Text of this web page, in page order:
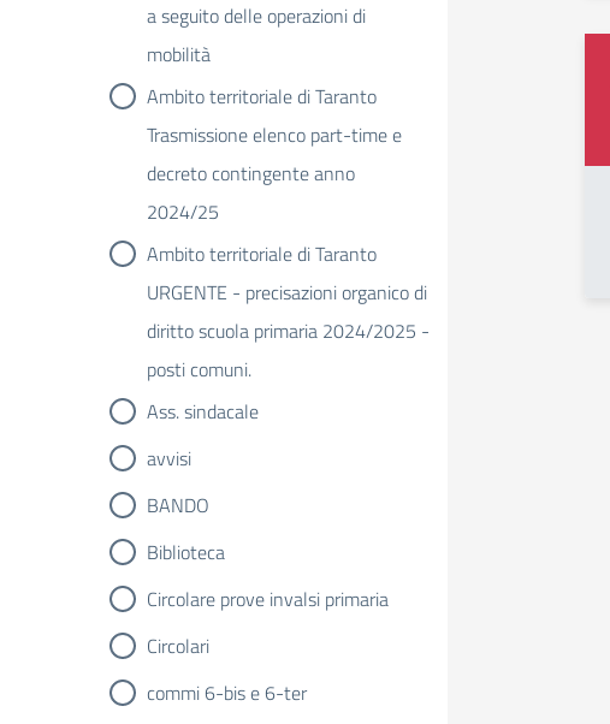
a seguito delle operazioni di
mobilità
Ambito territoriale di Taranto
Trasmissione elenco part-time e
decreto contingente anno
2024/25
Ambito territoriale di Taranto
URGENTE - precisazioni organico di
diritto scuola primaria 2024/2025 -
posti comuni.
Ass. sindacale
avvisi
BANDO
Biblioteca
Circolare prove invalsi primaria
Circolari
commi 6-bis e 6-ter